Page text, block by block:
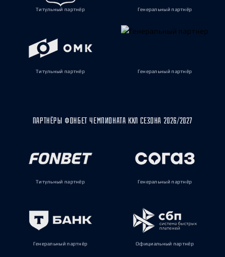
Титульный партнёр Генеральный партнёр
Титульный партнёр Генеральный партнёр
ПАРТНЁРЫ ФОНБЕТ ЧЕМПИОНАТА КХЛ СЕЗОНА 2026/2027
Титульный партнёр Генеральный партнёр
Генеральный партнёр Официальный партнёр